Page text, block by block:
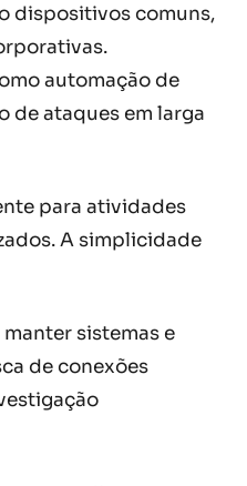
dispositivos comuns,
automação de
de ataques em larga
para atividades
A simplicidade
sistemas e
de conexões